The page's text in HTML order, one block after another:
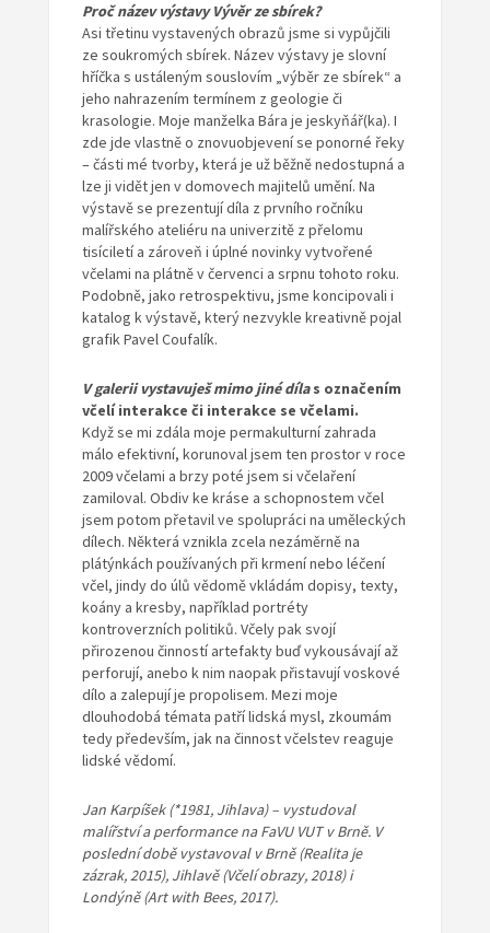
Proč název výstavy Vývěr ze sbírek?
Asi třetinu vystavených obrazů jsme si vypůjčili
ze soukromých sbírek. Název výstavy je slovní
hříčka s ustáleným souslovím „výběr ze sbírek“ a
jeho nahrazením termínem z geologie či
krasologie. Moje manželka Bára je jeskyňář(ka). I
zde jde vlastně o znovuobjevení se ponorné řeky
– části mé tvorby, která je už běžně nedostupná a
lze ji vidět jen v domovech majitelů umění. Na
výstavě se prezentují díla z prvního ročníku
malířského ateliéru na univerzitě z přelomu
tisíciletí a zároveň i úplné novinky vytvořené
včelami na plátně v červenci a srpnu tohoto roku.
Podobně, jako retrospektivu, jsme koncipovali i
katalog k výstavě, který nezvykle kreativně pojal
grafik Pavel Coufalík.
V galerii vystavuješ mimo jiné dílas označením
včelí interakce či interakce se včelami.
Když se mi zdála moje permakulturní zahrada
málo efektivní, korunoval jsem ten prostor v roce
2009 včelami a brzy poté jsem si včelaření
zamiloval. Obdiv ke kráse a schopnostem včel
jsem potom přetavil ve spolupráci na uměleckých
dílech. Některá vznikla zcela nezáměrně na
plátýnkách používaných při krmení nebo léčení
včel, jindy do úlů vědomě vkládám dopisy, texty,
koány a kresby, například portréty
kontroverzních politiků. Včely pak svojí
přirozenou činností artefakty buď vykousávají až
perforují, anebo k nim naopak přistavují voskové
dílo a zalepují je propolisem. Mezi moje
dlouhodobá témata patří lidská mysl, zkoumám
tedy především, jak na činnost včelstev reaguje
lidské vědomí.
Jan Karpíšek (*1981, Jihlava) – vystudoval
malířství a performance na FaVU VUT v Brně. V
poslední době vystavoval v Brně (Realita je
zázrak, 2015), Jihlavě (Včelí obrazy, 2018) i
Londýně (Art with Bees, 2017).